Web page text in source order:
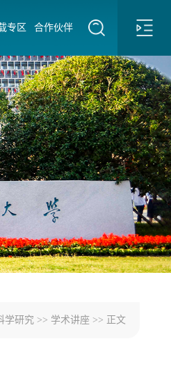
专区 合作伙伴
学研究 >> 学术讲座 >> 正文